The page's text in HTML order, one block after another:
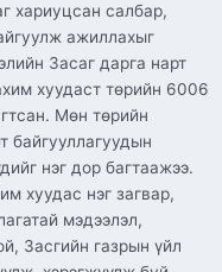
хариуцсан салбар,
ажиллахыг
Засаг дарга нарт
хуудаст төрийн 6006
Мөн төрийн
байгууллагуудын
нэг дор багтаажээ.
хуудас нэг загвар,
мэдээлэл,
Засгийн газрын үйл